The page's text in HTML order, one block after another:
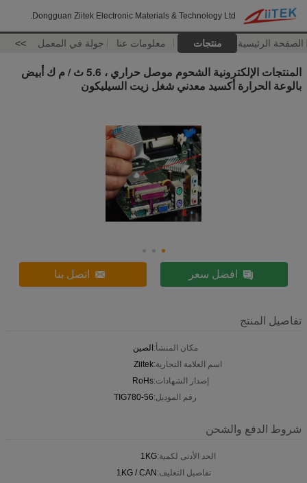
Dongguan Ziitek Electronic Materials & Technology Ltd.
الصفحة الرئيسية منتجات معلومات عنا جولة في المعمل >>
المنتجات الإلكترونية الشحوم موصل حراري ، 5.6 ث / م ك أبيض
بالوعة الحرارة أكسيد معدني شغل زيت السيليكون
افضل سعر اتصل بنا
تفاصيل المنتج
مكان المنشأ:الصين
اسم العلامة التجارية:Ziitek
إصدار الشهادات:RoHs
رقم الموديل:TIG780-56
شروط الدفع والشحن
الحد الأدنى لكمية:1KG
تفاصيل التغليف:1KG / CAN